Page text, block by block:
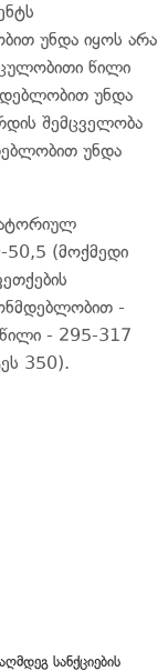
უნდა იყოს არა
წილი
უნდა
შემცველობა
უნდა
50,5 (მოქმედი
-
- 295-317
350).
სანქციების